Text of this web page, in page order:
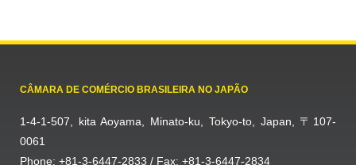
CÂMARA DE COMÉRCIO BRASILEIRA NO JAPÃO
1-4-1-507, kita Aoyama, Minato-ku, Tokyo-to, Japan, 〒107-
0061
Phone: +81-3-6447-2833 / Fax: +81-3-6447-2834